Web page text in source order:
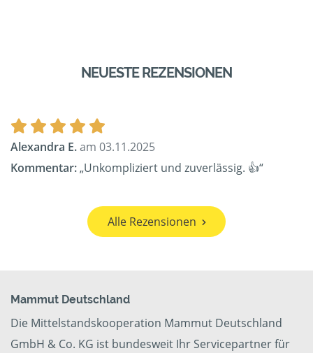
NEUESTE REZENSIONEN
Alexandra E.am 03.11.2025
Kommentar:„Unkompliziert und zuverlässig. 👍“
Alle Rezensionen
Mammut Deutschland
Die Mittelstandskooperation Mammut Deutschland
GmbH & Co. KG ist bundesweit Ihr Servicepartner für